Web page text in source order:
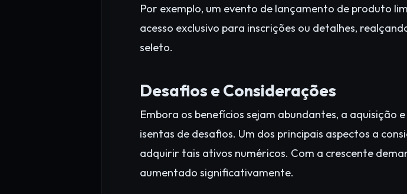
Por exemplo, um evento de lançamento de produto
acesso exclusivo para inscrições ou detalhes,
seleto.
Desafios e Considerações
Embora os benefícios sejam abundantes, a aquisição
isentas de desafios. Um dos principais aspectos a
adquirir tais ativos numéricos. Com a crescente
aumentado significativamente.